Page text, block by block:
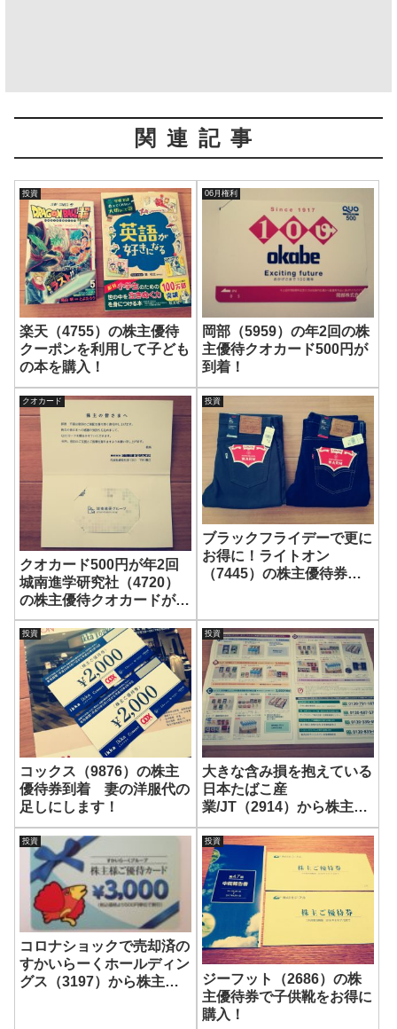
関連記事
投資
楽天（4755）の株主優待
クーポンを利用して子ども
の本を購入！
06月権利
岡部（5959）の年2回の株
主優待クオカード500円が
到着！
クオカード
クオカード500円が年2回
城南進学研究社（4720）
の株主優待クオカードが届
きました！
投資
ブラックフライデーで更に
お得に！ライトオン
（7445）の株主優待券で
投資
コックス（9876）の株主
優待券到着 妻の洋服代の
足しにします！
投資
大きな含み損を抱えている
日本たばこ産
業/JT（2914）から株主優
待案内到着！
投資
コロナショックで売却済の
すかいらーくホールディン
グス（3197）から株主優
投資
ジーフット（2686）の株
主優待券で子供靴をお得に
購入！